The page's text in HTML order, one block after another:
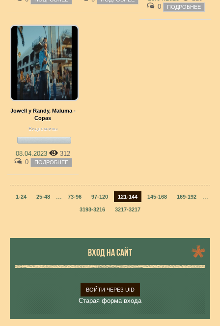
0
ПОДРОБНЕЕ
Jowell y Randy, Maluma -
Copas
Видеоклипы
08.04.2023
312
0
ПОДРОБНЕЕ
1-24 25-48 ... 73-96 97-120 121-144 145-168 169-192 ...
3193-3216 3217-3217
ВХОД НА САЙТ
ВОЙТИ ЧЕРЕЗ UID
Старая форма входа